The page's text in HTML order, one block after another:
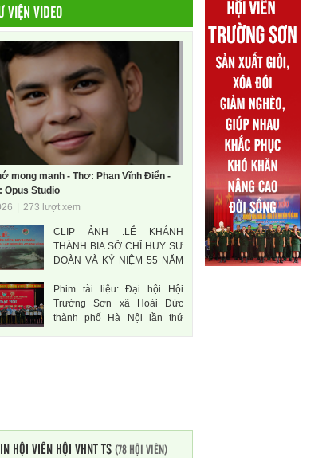
VIỆN VIDEO
mong manh - Thơ: Phan Vĩnh Điển -
Opus Studio
273 lượt xem
CLIP ẢNH .LỄ KHÁNH
THÀNH BIA SỞ CHỈ HUY SƯ
ĐOÀN VÀ KỶ NIỆM 55 NĂM
ANH HÙNG
Phim tài liệu: Đại hội Hội
Trường Sơn xã Hoài Đức
thành phố Hà Nội lần thứ
HỘI VIÊN HỘI VHNT TS(78 HỘI VIÊN)